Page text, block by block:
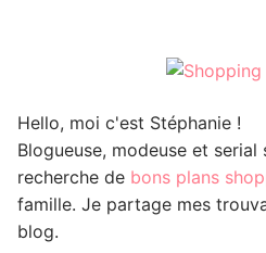
Hello, moi c'est Stéphanie !
Blogueuse, modeuse et
recherche de bons plans
famille. Je partage mes
blog.